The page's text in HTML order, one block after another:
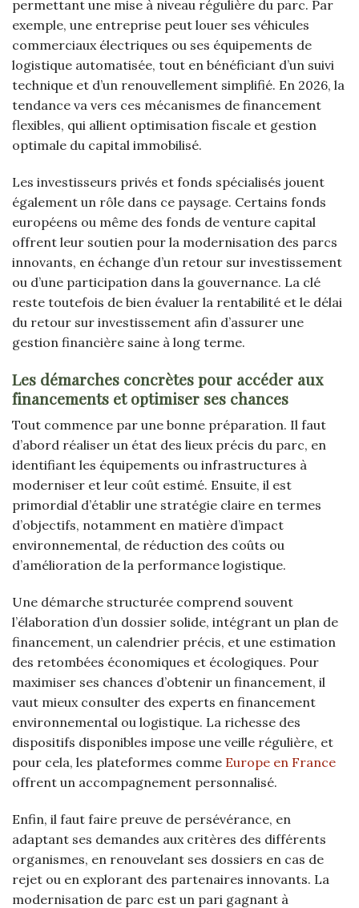
permettant une mise à niveau régulière du parc. Par
exemple, une entreprise peut louer ses véhicules
commerciaux électriques ou ses équipements de
logistique automatisée, tout en bénéficiant d’un suivi
technique et d’un renouvellement simplifié. En 2026, la
tendance va vers ces mécanismes de financement
flexibles, qui allient optimisation fiscale et gestion
optimale du capital immobilisé.
Les investisseurs privés et fonds spécialisés jouent
également un rôle dans ce paysage. Certains fonds
européens ou même des fonds de venture capital
offrent leur soutien pour la modernisation des parcs
innovants, en échange d’un retour sur investissement
ou d’une participation dans la gouvernance. La clé
reste toutefois de bien évaluer la rentabilité et le délai
du retour sur investissement afin d’assurer une
gestion financière saine à long terme.
Les démarches concrètes pour accéder aux
financements et optimiser ses chances
Tout commence par une bonne préparation. Il faut
d’abord réaliser un état des lieux précis du parc, en
identifiant les équipements ou infrastructures à
moderniser et leur coût estimé. Ensuite, il est
primordial d’établir une stratégie claire en termes
d’objectifs, notamment en matière d’impact
environnemental, de réduction des coûts ou
d’amélioration de la performance logistique.
Une démarche structurée comprend souvent
l’élaboration d’un dossier solide, intégrant un plan de
financement, un calendrier précis, et une estimation
des retombées économiques et écologiques. Pour
maximiser ses chances d’obtenir un financement, il
vaut mieux consulter des experts en financement
environnemental ou logistique. La richesse des
dispositifs disponibles impose une veille régulière, et
pour cela, les plateformes comme Europe en France
offrent un accompagnement personnalisé.
Enfin, il faut faire preuve de persévérance, en
adaptant ses demandes aux critères des différents
organismes, en renouvelant ses dossiers en cas de
rejet ou en explorant des partenaires innovants. La
modernisation de parc est un pari gagnant à